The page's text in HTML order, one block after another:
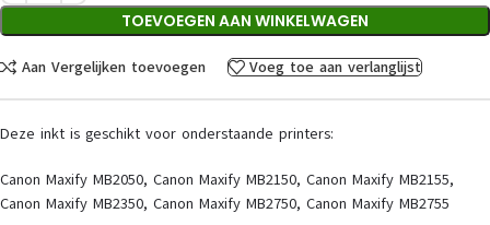
TOEVOEGEN AAN WINKELWAGEN
Aan Vergelijken toevoegen Voeg toe aan verlanglijst
Deze inkt is geschikt voor onderstaande printers:
Canon Maxify MB2050, Canon Maxify MB2150, Canon Maxify MB2155,
Canon Maxify MB2350, Canon Maxify MB2750, Canon Maxify MB2755